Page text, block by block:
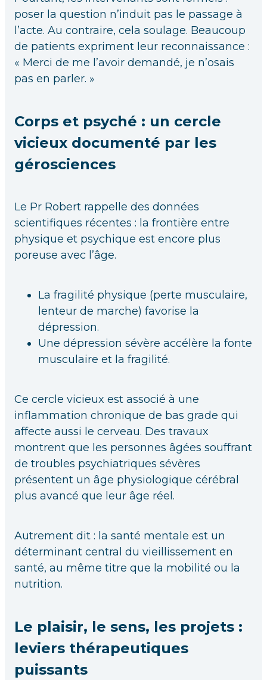
poser la question n’induit pas le passage à
l’acte. Au contraire, cela soulage. Beaucoup
de patients expriment leur reconnaissance :
« Merci de me l’avoir demandé, je n’osais
pas en parler. »
Corps et psyché : un cercle
vicieux documenté par les
gérosciences
Le Pr Robert rappelle des données
scientifiques récentes : la frontière entre
physique et psychique est encore plus
poreuse avec l’âge.
La fragilité physique (perte musculaire,
lenteur de marche) favorise la
dépression.
Une dépression sévère accélère la fonte
musculaire et la fragilité.
Ce cercle vicieux est associé à une
inflammation chronique de bas grade qui
affecte aussi le cerveau. Des travaux
montrent que les personnes âgées souffrant
de troubles psychiatriques sévères
présentent un âge physiologique cérébral
plus avancé que leur âge réel.
Autrement dit : la santé mentale est un
déterminant central du vieillissement en
santé, au même titre que la mobilité ou la
nutrition.
Le plaisir, le sens, les projets :
leviers thérapeutiques
puissants